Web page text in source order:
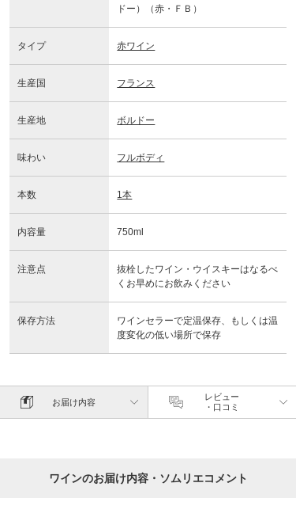
ドー）（赤・ＦＢ）
タイプ 赤ワイン
生産国 フランス
生産地 ボルドー
味わい フルボディ
本数 1本
内容量 750ml
注意点
抜栓したワイン・ウイスキーはなるべ
くお早めにお飲みください
保存方法
ワインセラーで定温保存、もしくは温
度変化の低い場所で保存
お届け内容
レビュー
・口コミ
ワインのお届け内容・ソムリエコメント